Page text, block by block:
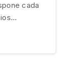
cada